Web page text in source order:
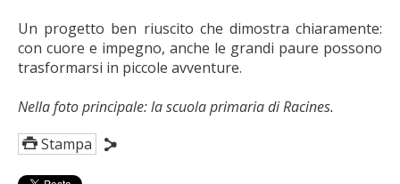
Un progetto ben riuscito che dimostra chiaramente:
con cuore e impegno, anche le grandi paure possono
trasformarsi in piccole avventure.
Nella foto principale: la scuola primaria di Racines.
Stampa